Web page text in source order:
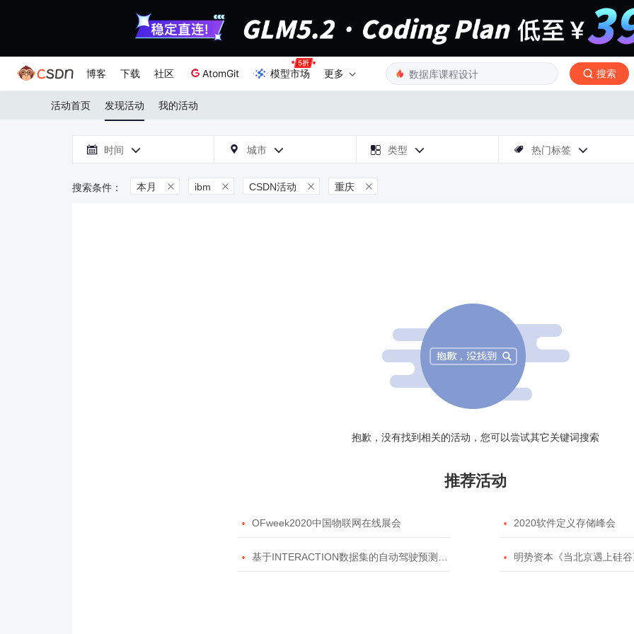
博客 下载 社区 AtomGit 模型市场 更多 搜索
活动首页 发现活动 我的活动
 时间   城市   类型   热门标签 
本月  ibm  CSDN活动  重庆 
抱歉，没有找到相关的活动，您可以尝试其它关键词搜索
推荐活动
 OFweek2020中国物联网在线展会  2020软件定义存储峰会
 基于INTERACTION数据集的自动驾驶预测模型挑战赛  明势资本《当北京遇上硅谷》系列